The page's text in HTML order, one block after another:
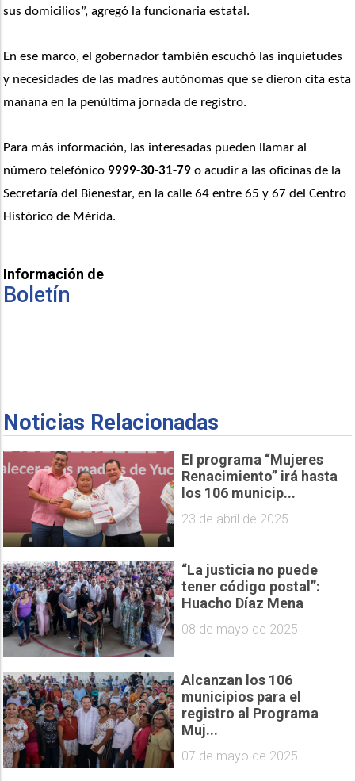
sus domicilios”, agregó la funcionaria estatal.
En ese marco, el gobernador también escuchó las inquietudes
y necesidades de las madres autónomas que se dieron cita esta
mañana en la penúltima jornada de registro.
Para más información, las interesadas pueden llamar al
número telefónico 9999-30-31-79 o acudir a las oficinas de la
Secretaría del Bienestar, en la calle 64 entre 65 y 67 del Centro
Histórico de Mérida.
Información de
Boletín
Noticias Relacionadas
El programa “Mujeres
Renacimiento” irá hasta
los 106 municip...
23 de abril de 2025
“La justicia no puede
tener código postal”:
Huacho Díaz Mena
08 de mayo de 2025
Alcanzan los 106
municipios para el
registro al Programa
Muj...
07 de mayo de 2025